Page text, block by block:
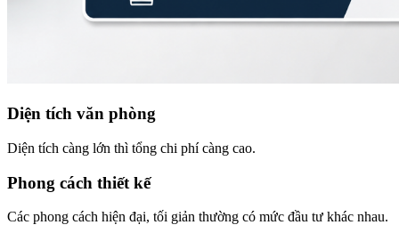
Diện tích văn phòng
Diện tích càng lớn thì tổng chi phí càng cao.
Phong cách thiết kế
Các phong cách hiện đại, tối giản thường có mức đầu tư khác nhau.